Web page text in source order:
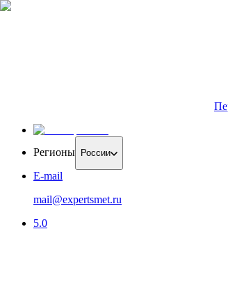
Регионы России
E-mail
mail@expertsmet.ru
5.0